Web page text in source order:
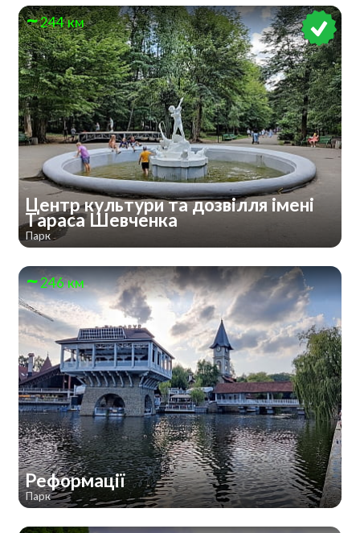
244 км
Центр культури та дозвілля імені
Тараса Шевченка
Парк
246 км
Реформації
Парк